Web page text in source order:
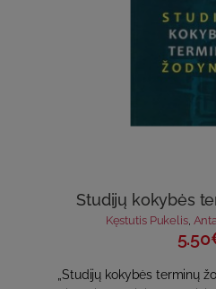
Studijų kokybės
Kęstutis Pukelis,
„Studijų kokybės terminų